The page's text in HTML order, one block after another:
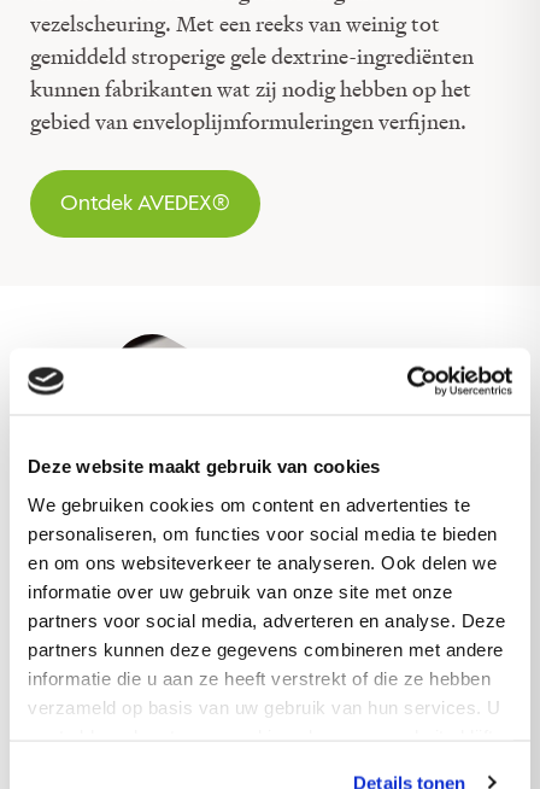
Deze website maakt gebruik van cookies
We gebruiken cookies om content en advertenties te
personaliseren, om functies voor social media te bieden
en om ons websiteverkeer te analyseren. Ook delen we
informatie over uw gebruik van onze site met onze
partners voor social media, adverteren en analyse. Deze
partners kunnen deze gegevens combineren met andere
informatie die u aan ze heeft verstrekt of die ze hebben
verzameld op basis van uw gebruik van hun services. U
Details tonen
vezelscheuring. Met een reeks van weinig tot
gemiddeld stroperige gele dextrine-ingrediënten
kunnen fabrikanten wat zij nodig hebben op het
gebied van enveloplijmformuleringen verfijnen.
Ontdek AVEDEX®